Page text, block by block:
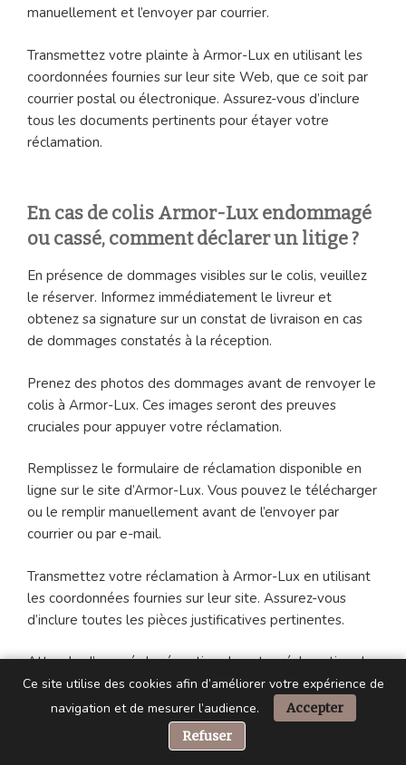
manuellement et l’envoyer par courrier.
Transmettez votre plainte à Armor-Lux en utilisant les
coordonnées fournies sur leur site Web, que ce soit par
courrier postal ou électronique. Assurez-vous d’inclure
tous les documents pertinents pour étayer votre
réclamation.
En cas de colis Armor-Lux endommagé
ou cassé, comment déclarer un litige ?
En présence de dommages visibles sur le colis, veuillez
le réserver. Informez immédiatement le livreur et
obtenez sa signature sur un constat de livraison en cas
de dommages constatés à la réception.
Prenez des photos des dommages avant de renvoyer le
colis à Armor-Lux. Ces images seront des preuves
cruciales pour appuyer votre réclamation.
Remplissez le formulaire de réclamation disponible en
ligne sur le site d’Armor-Lux. Vous pouvez le télécharger
ou le remplir manuellement avant de l’envoyer par
courrier ou par e-mail.
Transmettez votre réclamation à Armor-Lux en utilisant
les coordonnées fournies sur leur site. Assurez-vous
d’inclure toutes les pièces justificatives pertinentes.
Attendez l’accusé de réception de votre réclamation de
la part d’Armor-Lux. Vous recevrez également une
réponse dans un délai de 21 jours. Restez attentif à
toute communication pendant cette période.
Ce site utilise des cookies afin d’améliorer votre expérience de
navigation et de mesurer l’audience.
Accepter
Refuser